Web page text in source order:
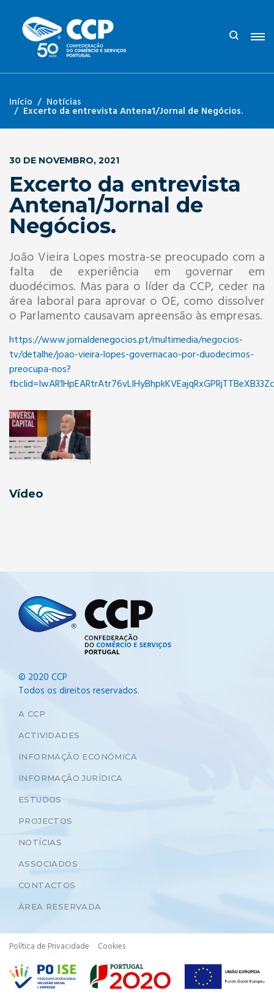
Início Notícias
Excerto da entrevista Antena1/Jornal de Negócios.
30 DE NOVEMBRO, 2021
Excerto da entrevista
Antena1/Jornal de
Negócios.
João Vieira Lopes mostra-se preocupado com a
falta de experiência em governar em
duodécimos. Mas para o líder da CCP, ceder na
área laboral para aprovar o OE, como dissolver
o Parlamento causavam apreensão às empresas.
https://www.jornaldenegocios.pt/multimedia/negocios-
tv/detalhe/joao-vieira-lopes-governacao-por-duodecimos-
preocupa-nos?
Vídeo
© 2020 CCP
Todos os direitos reservados.
A CCP
ACTIVIDADES
INFORMAÇÃO ECONÓMICA
INFORMAÇÃO JURÍDICA
ESTUDOS
PROJECTOS
NOTÍCIAS
ASSOCIADOS
CONTACTOS
ÁREA RESERVADA
Política de Privacidade Cookies